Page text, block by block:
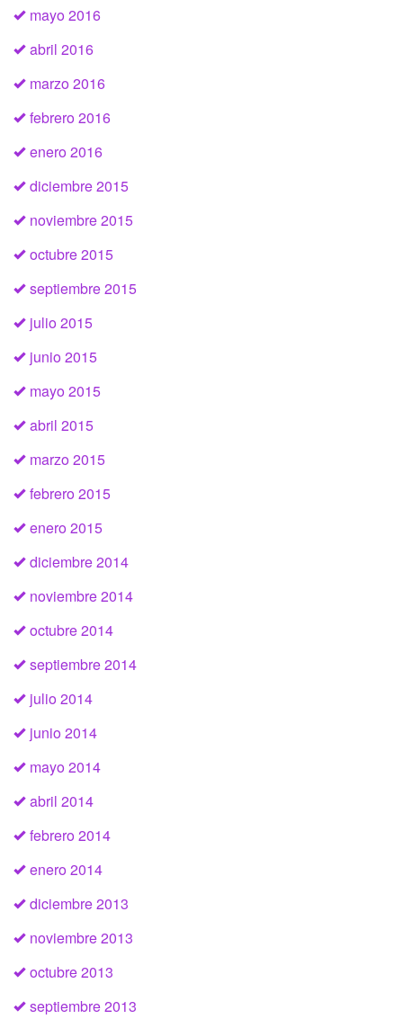
mayo 2016
abril 2016
marzo 2016
febrero 2016
enero 2016
diciembre 2015
noviembre 2015
octubre 2015
septiembre 2015
julio 2015
junio 2015
mayo 2015
abril 2015
marzo 2015
febrero 2015
enero 2015
diciembre 2014
noviembre 2014
octubre 2014
septiembre 2014
julio 2014
junio 2014
mayo 2014
abril 2014
febrero 2014
enero 2014
diciembre 2013
noviembre 2013
octubre 2013
septiembre 2013